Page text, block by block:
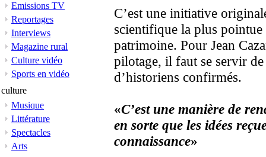
Emissions TV
Reportages
Interviews
Magazine rural
Culture vidéo
Sports en vidéo
culture
Musique
Littérature
Spectacles
Arts
C’est une initiative
scientifique la plus
patrimoine. Pour Jean
pilotage, il faut se servir
d’historiens confirmés.
«C’est une manière de
en sorte que les idées
connaissance»